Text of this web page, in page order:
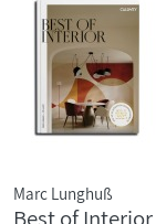
Marc Lunghuß
Best of Interior